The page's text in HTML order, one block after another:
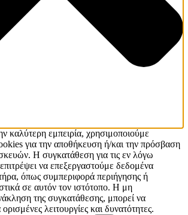
καλύτερη εμπειρία, χρησιμοποιούμε
για την αποθήκευση ή/και την πρόσβαση
Η συγκατάθεση για τις εν λόγω
να επεξεργαστούμε δεδομένα
όπως συμπεριφορά περιήγησης ή
σε αυτόν τον ιστότοπο. Η μη
της συγκατάθεσης, μπορεί να
λειτουργίες και δυνατότητες.